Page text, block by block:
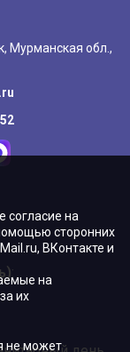
Мурманская обл.,
:
согласие на
сторонних
ВКонтакте и
на
их
не может